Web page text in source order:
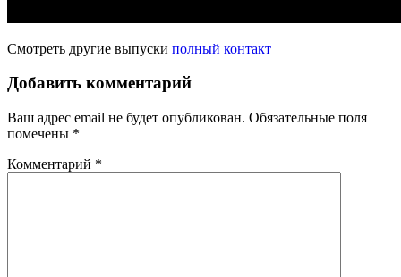
Смотреть другие выпуски полный контакт
Добавить комментарий
Ваш адрес email не будет опубликован. Обязательные поля
помечены *
Комментарий *